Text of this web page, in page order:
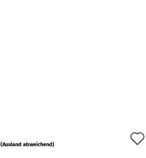
(Ausland abweichend)